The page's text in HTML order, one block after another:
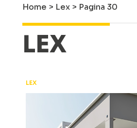
Home > Lex > Pagina 30
LEX
LEX